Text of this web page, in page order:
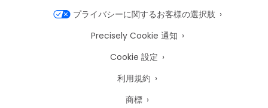
プライバシーに関するお客様の選択肢
Precisely Cookie 通知
Cookie 設定
利用規約
商標